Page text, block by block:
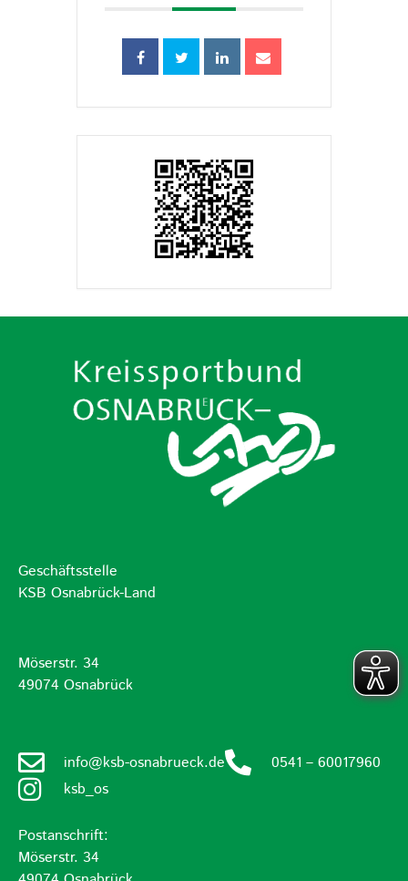
Geschäftsstelle
KSB Osnabrück-Land
Möserstr. 34
49074 Osnabrück
info@ksb-osnabrueck.de
0541 – 60017960
ksb_os
Postanschrift:
Möserstr. 34